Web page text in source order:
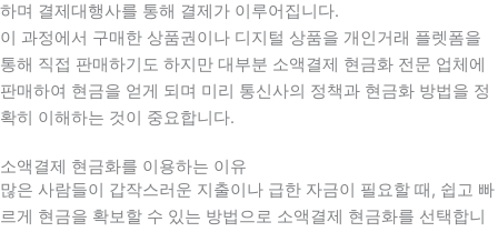
하며 결제대행사를 통해 결제가 이루어집니다.
이 과정에서 구매한 상품권이나 디지털 상품을 개인거래 플렛폼을
통해 직접 판매하기도 하지만 대부분 소액결제 현금화 전문 업체에
판매하여 현금을 얻게 되며 미리 통신사의 정책과 현금화 방법을 정
확히 이해하는 것이 중요합니다.
소액결제 현금화를 이용하는 이유
많은 사람들이 갑작스러운 지출이나 급한 자금이 필요할 때 , 쉽고 빠
르게 현금을 확보할 수 있는 방법으로 소액결제 현금화를 선택합니